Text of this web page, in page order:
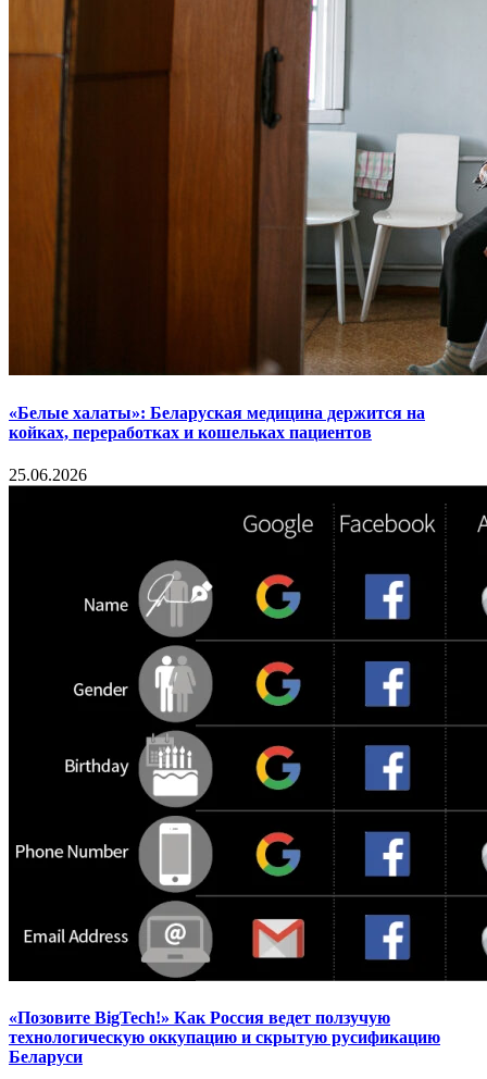
«Белые халаты»: Беларуская медицина держится на
койках, переработках и кошельках пациентов
25.06.2026
«Позовите BigTech!» Как Россия ведет ползучую
технологическую оккупацию и скрытую русификацию
Беларуси